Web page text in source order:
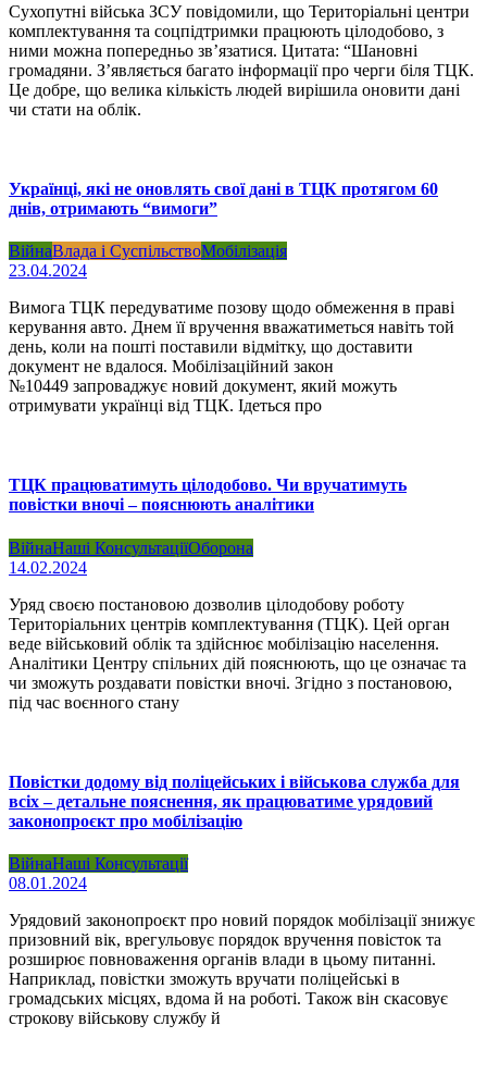
Сухопутні війська ЗСУ повідомили, що Територіальні центри
комплектування та соцпідтримки працюють цілодобово, з
ними можна попередньо зв’язатися. Цитата: “Шановні
громадяни. З’являється багато інформації про черги біля ТЦК.
Це добре, що велика кількість людей вирішила оновити дані
чи стати на облік.
Українці, які не оновлять свої дані в ТЦК протягом 60
днів, отримають “вимоги”
ВійнаВлада і СуспільствоМобілізація
23.04.2024
Вимога ТЦК передуватиме позову щодо обмеження в праві
керування авто. Днем її вручення вважатиметься навіть той
день, коли на пошті поставили відмітку, що доставити
документ не вдалося. Мобілізаційний закон
№10449 запроваджує новий документ, який можуть
отримувати українці від ТЦК. Ідеться про
ТЦК працюватимуть цілодобово. Чи вручатимуть
повістки вночі – пояснюють аналітики
ВійнаНаші КонсультаціїОборона
14.02.2024
Уряд своєю постановою дозволив цілодобову роботу
Територіальних центрів комплектування (ТЦК). Цей орган
веде військовий облік та здійснює мобілізацію населення.
Аналітики Центру спільних дій пояснюють, що це означає та
чи зможуть роздавати повістки вночі. Згідно з постановою,
під час воєнного стану
Повістки додому від поліцейських і військова служба для
всіх – детальне пояснення, як працюватиме урядовий
законопроєкт про мобілізацію
ВійнаНаші Консультації
08.01.2024
Урядовий законопроєкт про новий порядок мобілізації знижує
призовний вік, врегульовує порядок вручення повісток та
розширює повноваження органів влади в цьому питанні.
Наприклад, повістки зможуть вручати поліцейські в
громадських місцях, вдома й на роботі. Також він скасовує
строкову військову службу й